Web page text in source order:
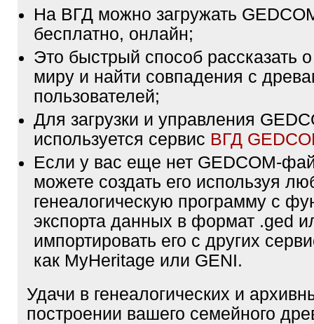
На ВГД можно загружать
бесплатно, онлайн;
Это быстрый способ рассказать
миру и найти совпадения с
пользователей;
Для загрузки и управления
используется сервис ВГД
Если у вас еще нет GEDCOM-
можете создать его используя
генеалогическую программу с
экспорта данных в формат .ged
импортировать его с других
как MyHeritage или GENI.
Удачи в генеалогических и
построении вашего семейного